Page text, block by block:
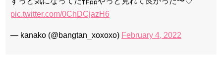
ユン・ギュンサン、番組にも登場した愛猫が急死…イ・ソンギ
キム・レウォンの影絵遊び！？「黒騎士～永遠の約束～」メイ
キングを一部公開（DVD-SET2特典映像より）
pic.twitter.com/0ChDCjazH6
— kanako (@bangtan_xoxoxo) February 4, 2022